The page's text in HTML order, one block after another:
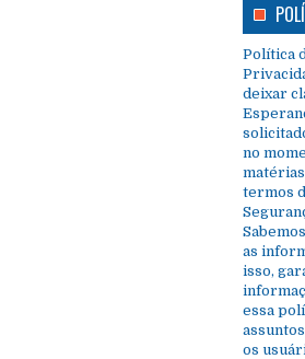
Política
deixar
no
termos
as
isso,
essa
os